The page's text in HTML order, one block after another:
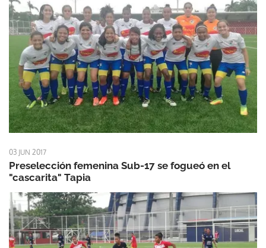
03 JUN 2017
Preselección femenina Sub-17 se fogueó en el
"cascarita" Tapia